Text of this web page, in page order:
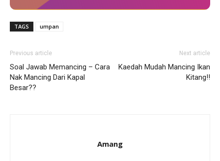
TAGS umpan
Previous article
Soal Jawab Memancing – Cara
Nak Mancing Dari Kapal
Besar??
Next article
Kaedah Mudah Mancing Ikan
Kitang!!
Amang